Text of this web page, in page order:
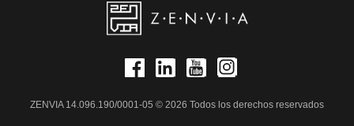
ZENVIA 14.096.190/0001-05 © 2026 Todos los derechos reservados